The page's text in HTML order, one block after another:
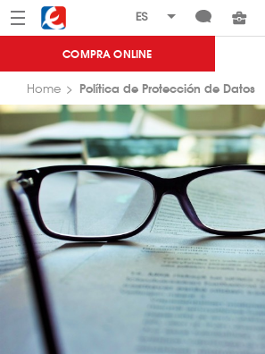
Menú Eroski
COMPRA ONLINE
Home Política de Protección de Datos